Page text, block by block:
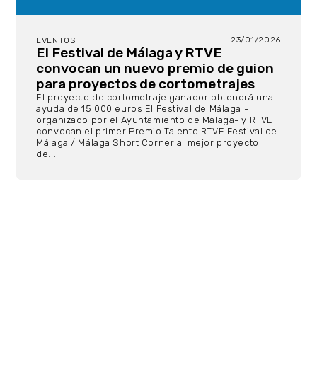
EVENTOS 23/01/2026
El Festival de Málaga y RTVE
convocan un nuevo premio de guion
para proyectos de cortometrajes
El proyecto de cortometraje ganador obtendrá una
ayuda de 15.000 euros El Festival de Málaga -
organizado por el Ayuntamiento de Málaga- y RTVE
convocan el primer Premio Talento RTVE Festival de
Málaga / Málaga Short Corner al mejor proyecto
de...